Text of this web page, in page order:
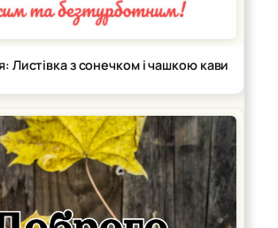
Листівка з сонечком і чашкою кави